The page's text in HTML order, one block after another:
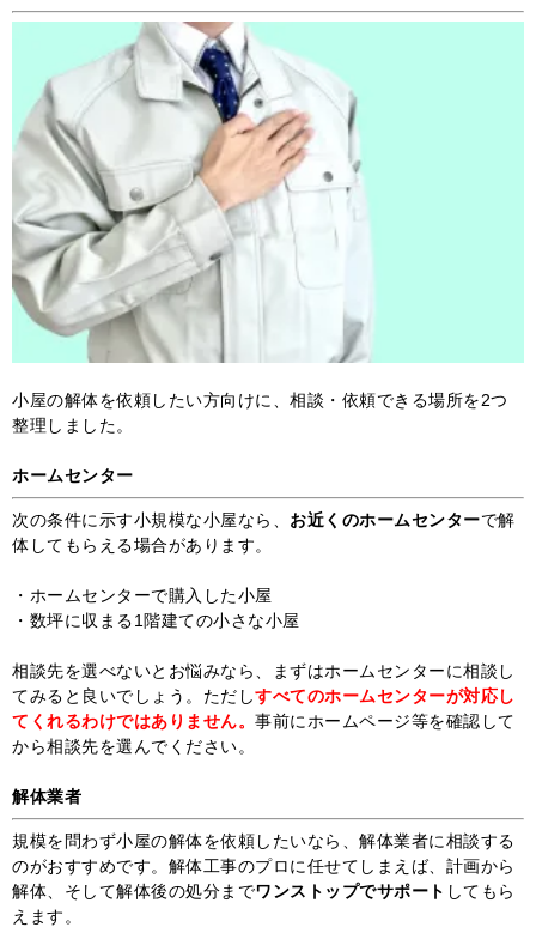
小屋の解体を依頼したい方向けに、相談・依頼できる場所を2つ
整理しました。
ホームセンター
次の条件に示す小規模な小屋なら、 お近くのホームセンターで解
体してもらえる場合があります。
・ホームセンターで購入した小屋
・数坪に収まる1階建ての小さな小屋
相談先を選べないとお悩みなら、まずはホームセンターに相談し
てみると良いでしょう。ただしすべてのホームセンターが対応し
てくれるわけではありません。 事前にホームページ等を確認して
から相談先を選んでください。
解体業者
規模を問わず小屋の解体を依頼したいなら、解体業者に相談する
のがおすすめです。解体工事のプロに任せてしまえば、計画から
解体、そして解体後の処分までワンストップでサポート してもら
えます。